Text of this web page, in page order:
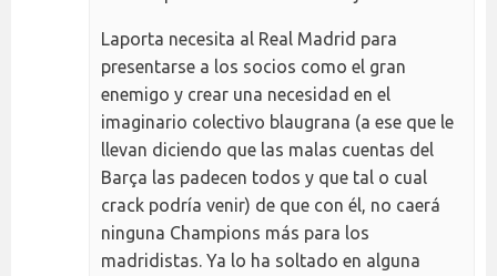
Laporta necesita al Real Madrid para
presentarse a los socios como el gran
enemigo y crear una necesidad en el
imaginario colectivo blaugrana (a ese que le
llevan diciendo que las malas cuentas del
Barça las padecen todos y que tal o cual
crack podría venir) de que con él, no caerá
ninguna Champions más para los
madridistas. Ya lo ha soltado en alguna